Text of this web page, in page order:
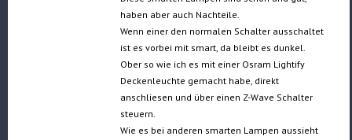
haben aber auch Nachteile.
Wenn einer den normalen Schalter ausschaltet
ist es vorbei mit smart, da bleibt es dunkel.
Ober so wie ich es mit einer Osram Lightify
Deckenleuchte gemacht habe, direkt
anschliesen und über einen Z-Wave Schalter
steuern.
Wie es bei anderen smarten Lampen aussieht